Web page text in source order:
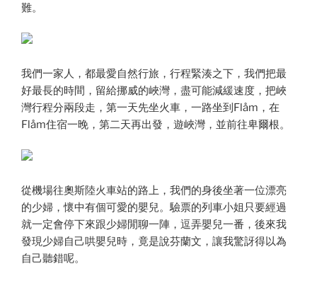
難。
我們一家人，都最愛自然行旅，行程緊湊之下，我們把最
好最長的時間，留給挪威的峽灣，盡可能減緩速度，把峽
灣行程分兩段走，第一天先坐火車，一路坐到Flåm，在
Flåm住宿一晚，第二天再出發，遊峽灣，並前往卑爾根。
從機場往奧斯陸火車站的路上，我們的身後坐著一位漂亮
的少婦，懷中有個可愛的嬰兒。驗票的列車小姐只要經過
就一定會停下來跟少婦閒聊一陣，逗弄嬰兒一番，後來我
發現少婦自己哄嬰兒時，竟是說芬蘭文，讓我驚訝得以為
自己聽錯呢。